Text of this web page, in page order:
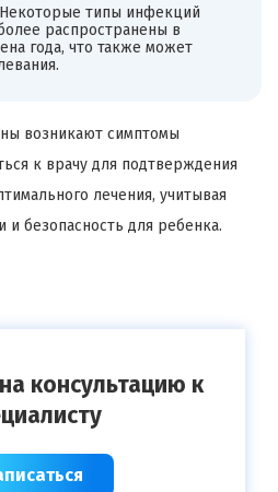
типы инфекций
распространены в
года, что также может
возникают симптомы
к врачу для подтверждения
лечения, учитывая
и безопасность для ребенка.
консультацию к